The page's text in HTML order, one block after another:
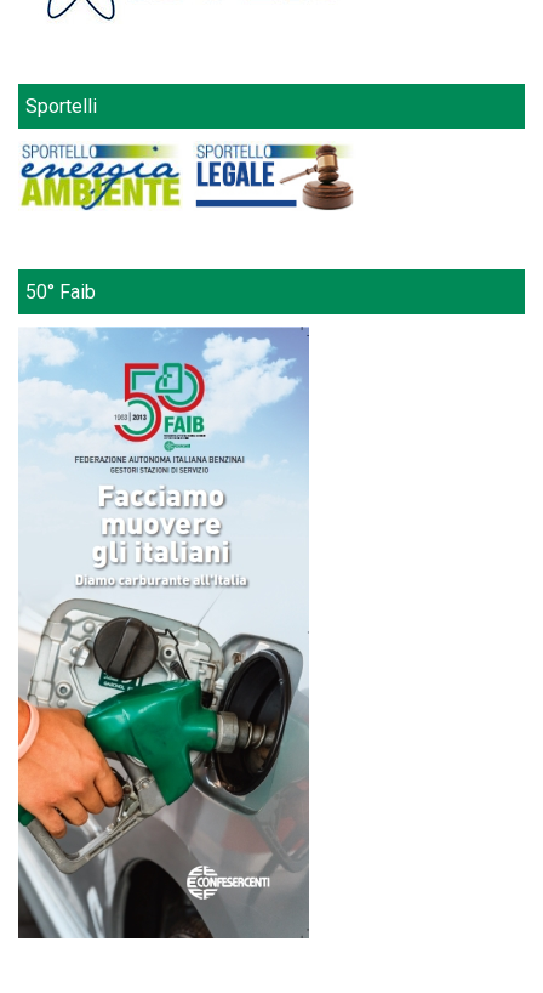
Sportelli
50° Faib